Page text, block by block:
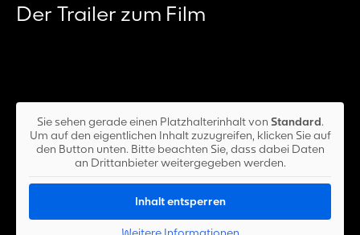
Der Trailer zum Film
Sie sehen gerade einen Platzhalterinhalt von Standard.
Um auf den eigentlichen Inhalt zuzugreifen, klicken Sie auf
den Button unten. Bitte beachten Sie, dass dabei Daten
an Drittanbieter weitergegeben werden.
Inhalt entsperren